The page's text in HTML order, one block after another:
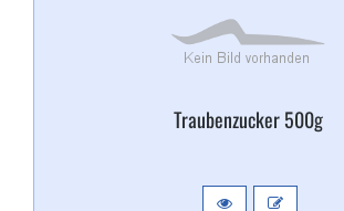
Traubenzucker 500g